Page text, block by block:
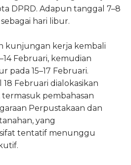
DPRD. Adapun tanggal 7–8
hari libur.
kunjungan kerja kembali
Februari, kemudian
pada 15–17 Februari.
Februari dialokasikan
pembahasan
Perpustakaan dan
yang
tentatif menunggu